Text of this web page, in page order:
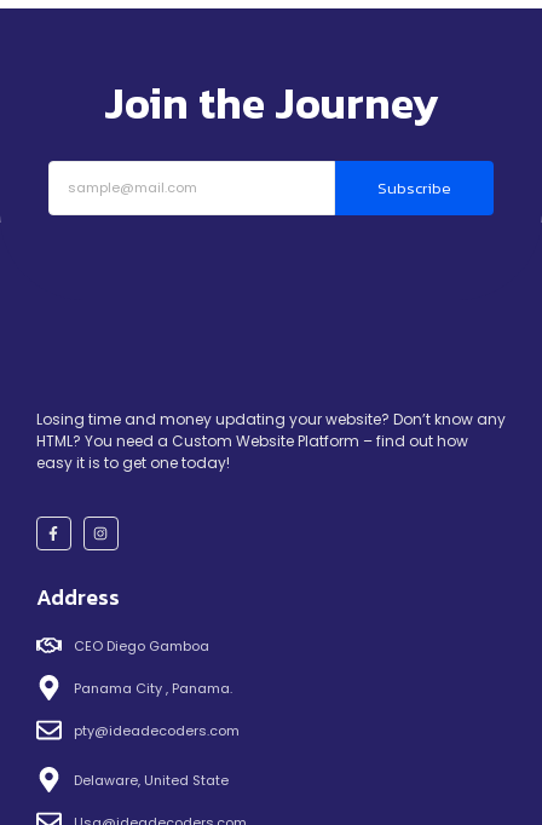
Join the Journey
Subscribe
Losing time and money updating your website? Don’t know any
HTML? You need a Custom Website Platform – find out how
easy it is to get one today!
Address
CEO Diego Gamboa
Panama City , Panama.
pty@ideadecoders.com
Delaware, United State